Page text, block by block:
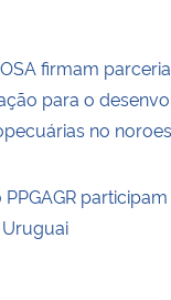
firmam
para o
no